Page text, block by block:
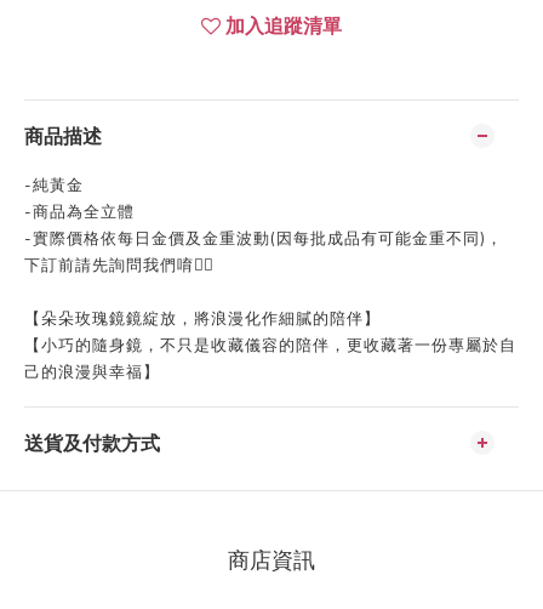
加入追蹤清單
商品描述
-純黃金
-商品為全立體
-實際價格依每日金價及金重波動(因每批成品有可能金重不同) ，
下訂前請先詢問我們唷👍🏻
【朵朵玫瑰鏡鏡綻放，將浪漫化作細膩的陪伴】
【小巧的隨身鏡，不只是收藏儀容的陪伴，更收藏著一份專屬於自
己的浪漫與幸福】
送貨及付款方式
商店資訊